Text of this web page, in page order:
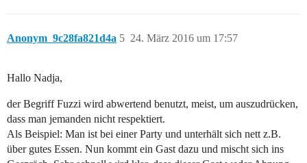
Anonym_9c28fa821d4a 24. März 2016 um 17:57
5
Hallo Nadja,
der Begriff Fuzzi wird abwertend benutzt, meist, um auszudrücken,
dass man jemanden nicht respektiert.
Als Beispiel: Man ist bei einer Party und unterhält sich nett z.B.
über gutes Essen. Nun kommt ein Gast dazu und mischt sich ins